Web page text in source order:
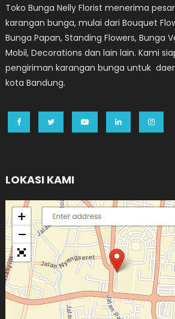
Toko Bunga Nelly Florist menerima
karangan bunga, mulai dari Bouquet
Bunga Papan, Standing Flowers, Bunga
Mobil, Decorations dan lain lain. Kami
pengiriman karangan bunga untuk
kota Bandung.
LOKASI KAMI